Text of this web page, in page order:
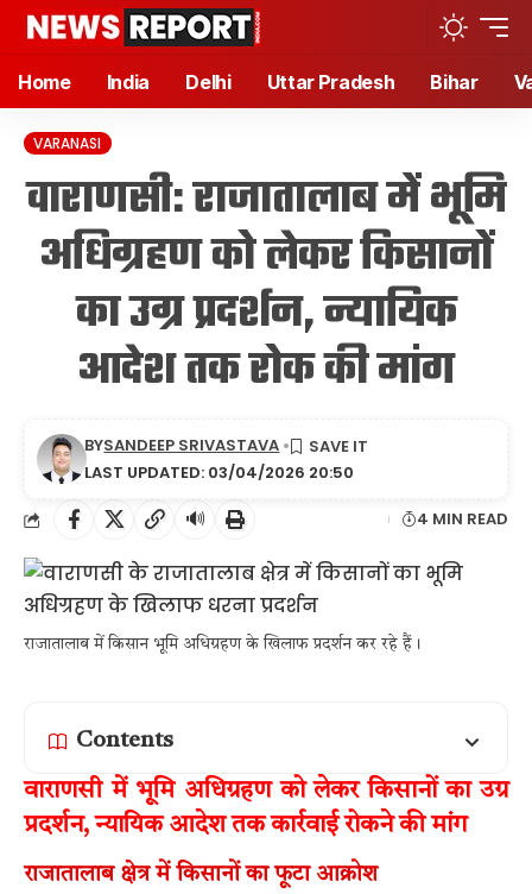
Home India Delhi Uttar Pradesh Bihar
VARANASI
वाराणसी: राजातालाब में भूमि
अधिग्रहण को लेकर किसानों
का उग्र प्रदर्शन, न्यायिक
आदेश तक रोक की मांग
LAST UPDATED: 03/04/2026 20:50
BYSANDEEP SRIVASTAVA
🔊 4 MIN READ
राजातालाब में किसान भूमि अधिग्रहण के खिलाफ प्रदर्शन कर रहे हैं।
Contents
वाराणसी में भूमि अधिग्रहण को लेकर किसानों का उग्र
प्रदर्शन, न्यायिक आदेश तक कार्रवाई रोकने की मांग
राजातालाब क्षेत्र में किसानों का फूटा आक्रोश